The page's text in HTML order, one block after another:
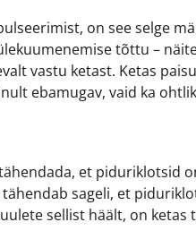
on see selge
tõttu –
vastu ketast. Ketas
ebamugav, vaid ka
et piduriklotsid
sageli, et
sellist häält, on